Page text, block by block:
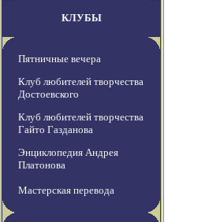
КЛУБЫ
Пятничные вечера
Клуб любителей творчества
Достоевского
Клуб любителей творчества
Гайто Газданова
Энциклопедия Андрея
Платонова
Мастерская перевода